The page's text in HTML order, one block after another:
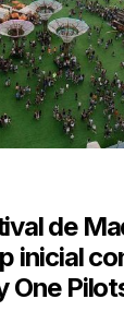
de
inicial
One